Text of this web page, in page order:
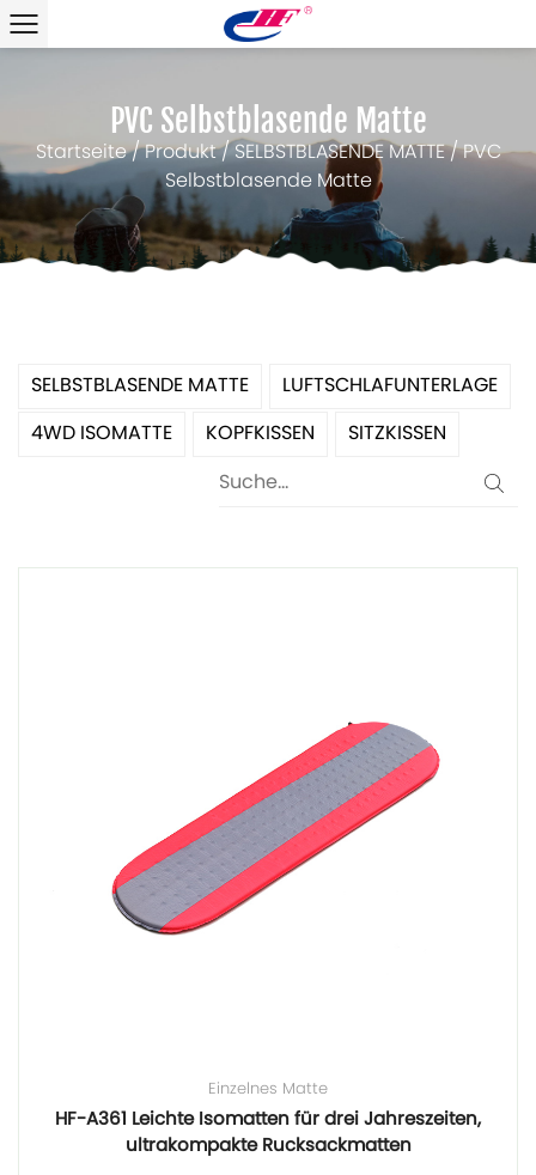
PVC Selbstblasende Matte
Startseite/Produkt/SELBSTBLASENDE MATTE/PVC
Selbstblasende Matte
SELBSTBLASENDE MATTE
LUFTSCHLAFUNTERLAGE
4WD ISOMATTE
KOPFKISSEN SITZKISSEN
Einzelnes Matte
HF-A361 Leichte Isomatten für drei Jahreszeiten,
ultrakompakte Rucksackmatten